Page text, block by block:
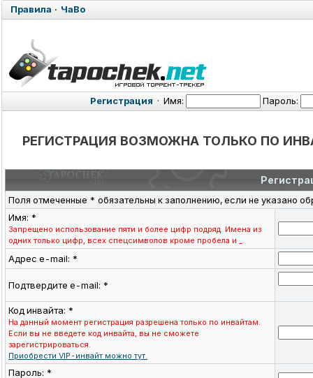
Правила · ЧаВо
Регистрация · Имя: Пароль:
РЕГИСТРАЦИЯ ВОЗМОЖНА ТОЛЬКО ПО
Поля отмеченные * обязательны к заполнению, если не указано
Имя: *
Запрещено использование пяти и более цифр подряд. Имена из
одних только цифр, всех спецсимволов кроме пробела и _.
Адрес e-mail: *
Подтвердите e-mail: *
Код инвайта: *
На данный момент регистрация разрешена только по инвайтам.
Если вы не введете код инвайта, вы не сможете
зарегистрироваться.
Приобрести VIP-инвайт можно тут.
Пароль: *